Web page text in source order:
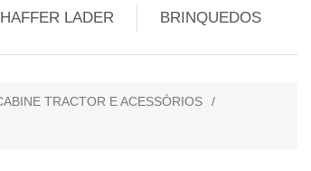
LADER BRINQUEDOS
TRACTOR E ACESSÓRIOS
/